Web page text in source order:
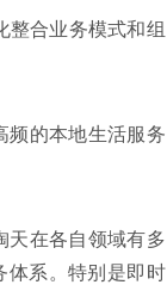
整合业务模式和组
频的本地生活服务
天在各自领域有多
体系。特别是即时